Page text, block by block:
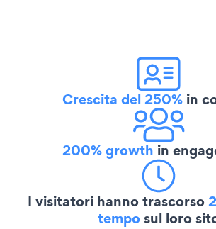
Crescita del 250% in
200% growth in
I visitatori hanno trascorso
temposul loro